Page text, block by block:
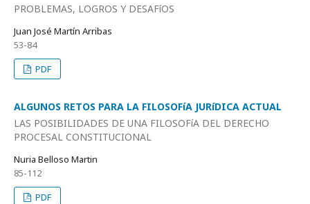
PROBLEMAS, LOGROS Y DESAFíOS
Juan José Martín Arribas
53-84
PDF
ALGUNOS RETOS PARA LA FILOSOFíA JURíDICA ACTUAL
LAS POSIBILIDADES DE UNA FILOSOFíA DEL DERECHO
PROCESAL CONSTITUCIONAL
Nuria Belloso Martin
85-112
PDF